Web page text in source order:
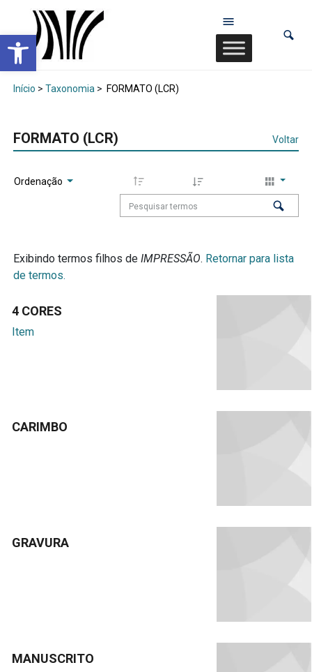
Abrir a barra de ferramentas
Início > Taxonomia > FORMATO (LCR)
FORMATO (LCR) Voltar
Ordenação
Exibindo termos filhos de IMPRESSÃO. Retornar para lista
de termos.
4 CORES
Item
CARIMBO
GRAVURA
MANUSCRITO